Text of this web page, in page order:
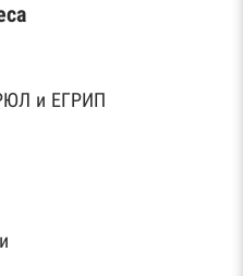
и ЕГРИП